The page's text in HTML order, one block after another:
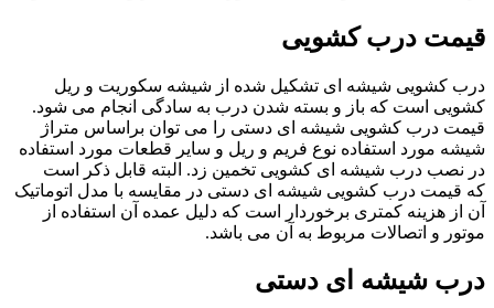
قیمت درب کشویی
درب کشویی شیشه ای تشکیل شده از شیشه سکوریت و ریل
کشویی است که باز و بسته شدن درب به سادگی انجام می شود.
قیمت درب کشویی شیشه ای دستی را می توان براساس متراژ
شیشه مورد استفاده نوع فریم و ریل و سایر قطعات مورد استفاده
در نصب درب شیشه ای کشویی تخمین زد. البته قابل ذکر است
که قیمت درب کشویی شیشه ای دستی در مقایسه با مدل اتوماتیک
آن از هزینه کمتری برخوردار است که دلیل عمده آن استفاده از
موتور و اتصالات مربوط به آن می باشد.
درب شیشه ای دستی